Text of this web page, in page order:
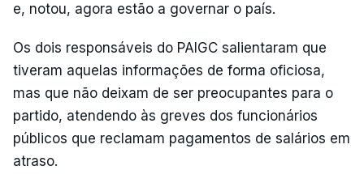
e, notou, agora estão a governar o país.
Os dois responsáveis do PAIGC salientaram que
tiveram aquelas informações de forma oficiosa,
mas que não deixam de ser preocupantes para o
partido, atendendo às greves dos funcionários
públicos que reclamam pagamentos de salários em
atraso.